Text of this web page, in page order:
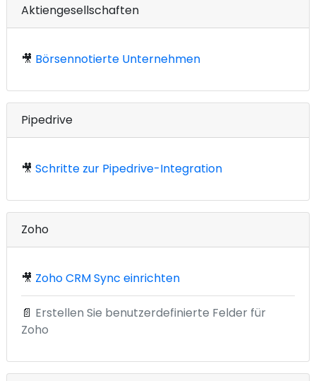
Aktiengesellschaften
🎥 Börsennotierte Unternehmen
Pipedrive
🎥 Schritte zur Pipedrive-Integration
Zoho
🎥 Zoho CRM Sync einrichten
📄 Erstellen Sie benutzerdefinierte Felder für
Zoho